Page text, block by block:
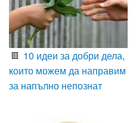
10 идеи за добри дела,
които можем да направим
за напълно непознат